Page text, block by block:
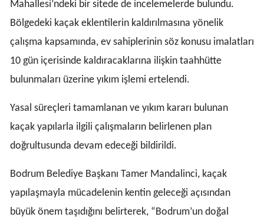
Mahallesi’ndeki bir sitede de incelemelerde bulundu.
Bölgedeki kaçak eklentilerin kaldırılmasına yönelik
çalışma kapsamında, ev sahiplerinin söz konusu imalatları
10 gün içerisinde kaldıracaklarına ilişkin taahhütte
bulunmaları üzerine yıkım işlemi ertelendi.
Yasal süreçleri tamamlanan ve yıkım kararı bulunan
kaçak yapılarla ilgili çalışmaların belirlenen plan
doğrultusunda devam edeceği bildirildi.
Bodrum Belediye Başkanı Tamer Mandalinci, kaçak
yapılaşmayla mücadelenin kentin geleceği açısından
büyük önem taşıdığını belirterek, “Bodrum’un doğal